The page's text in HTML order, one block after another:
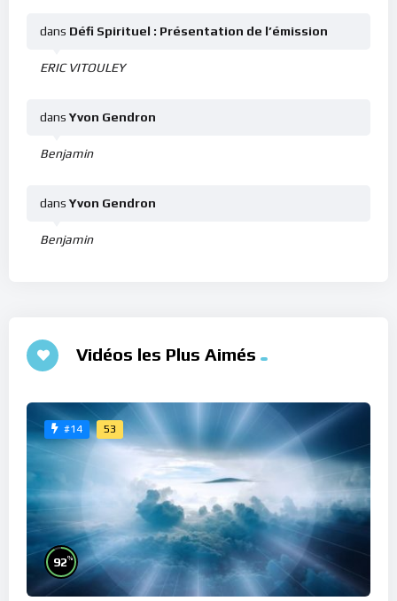
ERIC VITOULEY
dans Défi Spirituel : Présentation de l’émission
Benjamin
dans Yvon Gendron
Benjamin
dans Yvon Gendron
Vidéos les Plus Aimés
#14 53
92%